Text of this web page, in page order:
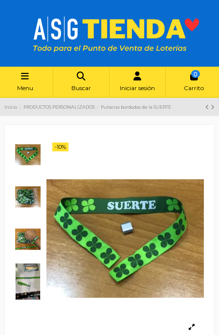
Menu Buscar Iniciar sesión
0
Carrito
Inicio PRODUCTOS PERSONALIZADOS Pulseras bordadas de la SUERTE
-10%